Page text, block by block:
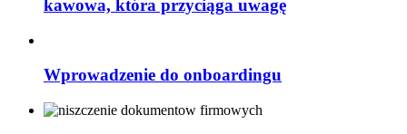
kawowa, która przyciąga uwagę
Wprowadzenie do onboardingu